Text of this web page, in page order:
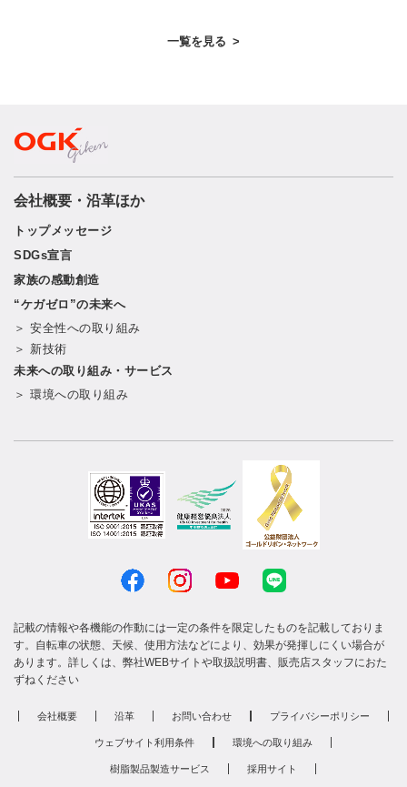
一覧を見る >
会社概要・沿革ほか
トップメッセージ
SDGs宣言
家族の感動創造
“ケガゼロ”の未来へ
＞ 安全性への取り組み
＞ 新技術
未来への取り組み・サービス
＞ 環境への取り組み
記載の情報や各機能の作動には一定の条件を限定したものを記載しておりま
す。自転車の状態、天候、使用方法などにより、効果が発揮しにくい場合が
あります。詳しくは、弊社WEBサイトや取扱説明書、販売店スタッフにおた
ずねください
会社概要 沿革 お問い合わせ プライバシーポリシー
ウェブサイト利用条件 環境への取り組み
樹脂製品製造サービス 採用サイト